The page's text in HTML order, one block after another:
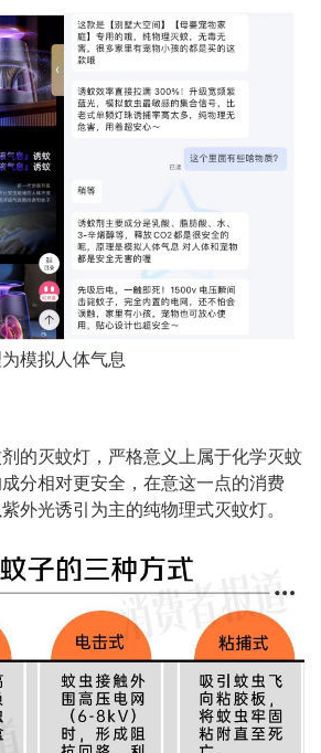
模拟人体气息
的灭蚊灯，严格意义上属于化学灭蚊
分相对更安全，在意这一点的消费
外光诱引为主的纯物理式灭蚊灯。